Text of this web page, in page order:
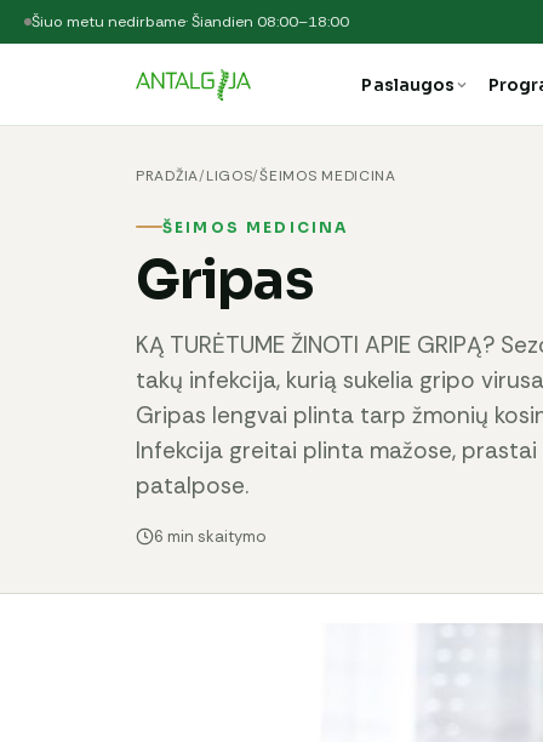
Šiuo metu nedirbame· Šiandien 08:00–18:00
Paslaugos
PRADŽIA/LIGOS/ŠEIMOS MEDICINA
ŠEIMOS MEDICINA
Gripas
KĄ TURĖTUME ŽINOTI APIE GRIPĄ?
takų infekcija, kurią sukelia gripo
Gripas lengvai plinta tarp žmonių
Infekcija greitai plinta mažose,
patalpose.
6 min skaitymo